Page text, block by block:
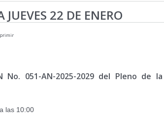
22 DE ENERO
No. 051-AN-2025-2029 del Pleno de
las 10:00